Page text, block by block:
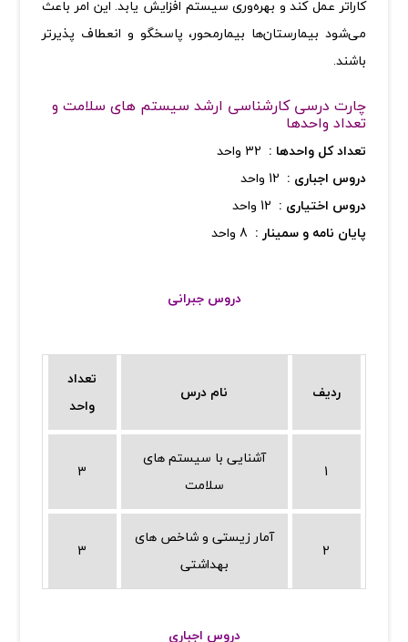
کاراتر عمل کند و بهره‌وری سیستم افزایش یابد. این امر باعث
می‌شود بیمارستان‌ها بیمارمحور، پاسخگو و انعطاف پذیرتر
باشند.
چارت درسی کارشناسی ارشد سیستم­ های سلامت و
تعداد واحدها
تعداد کل واحدها :
دروس اجباری :
دروس اختیاری :
پایان نامه و سمینار :
دروس جبرانی
ردیف نام درس
تعداد
واحد
1
آشنایی با سیستم های
سلامت
3
2
آمار زیستی و شاخص های
بهداشتی
3
دروس اجباری